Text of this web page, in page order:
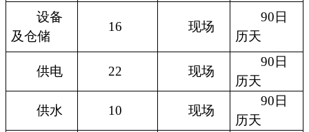
设备
及仓储
16 现场
90日
历天
供电 22 现场
90日
历天
供水 10 现场
90日
历天